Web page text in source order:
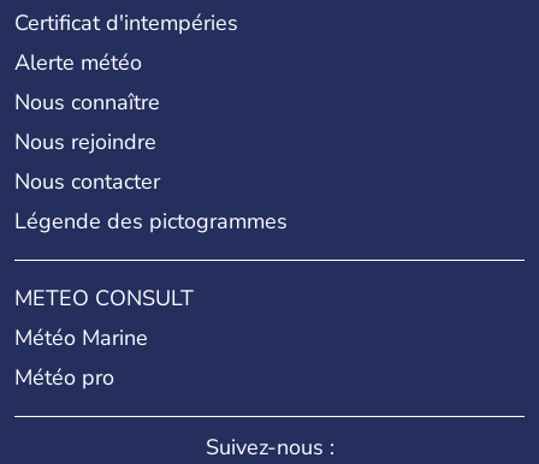
Certificat d'intempéries
Alerte météo
Nous connaître
Nous rejoindre
Nous contacter
Légende des pictogrammes
METEO CONSULT
Météo Marine
Météo pro
Suivez-nous :